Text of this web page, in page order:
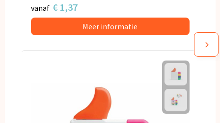
vanaf € 1,37
Meer informatie